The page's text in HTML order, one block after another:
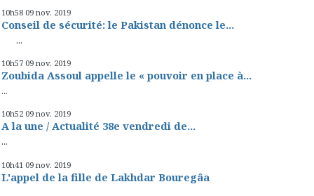
10h58 09 nov. 2019
Conseil de sécurité: le Pakistan dénonce le...
...
10h57 09 nov. 2019
Zoubida Assoul appelle le « pouvoir en place à...
...
10h52 09 nov. 2019
A la une / Actualité 38e vendredi de...
...
10h41 09 nov. 2019
L'appel de la fille de Lakhdar Bouregâa